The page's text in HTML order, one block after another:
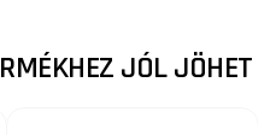
JÓL JÖHET